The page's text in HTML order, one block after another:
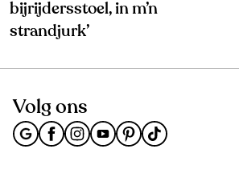
bijrijdersstoel, in m’n
strandjurk’
Volg ons